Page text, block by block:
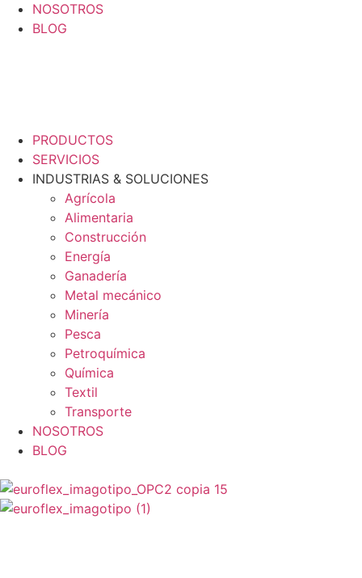
NOSOTROS
BLOG
Menu PRODUCTOS
SERVICIOS
INDUSTRIAS & SOLUCIONES
Agrícola
Alimentaria
Construcción
Energía
Ganadería
Metal mecánico
Minería
Pesca
Petroquímica
Química
Textil
Transporte
NOSOTROS
BLOG